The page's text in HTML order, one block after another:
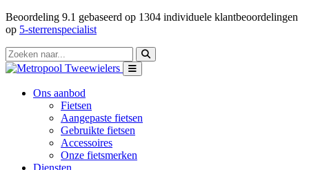
Beoordeling 9.1 gebaseerd op 1304 individuele klantbeoordelingen
op 5-sterrenspecialist
Ons aanbod
Fietsen
Aangepaste fietsen
Gebruikte fietsen
Accessoires
Onze fietsmerken
Diensten